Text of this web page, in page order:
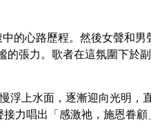
的心路歷程。然後女聲和男
張力。歌者在這氛圍下於
浮上水面，逐漸迎向光明，
力唱出「感激祂，施恩眷顧